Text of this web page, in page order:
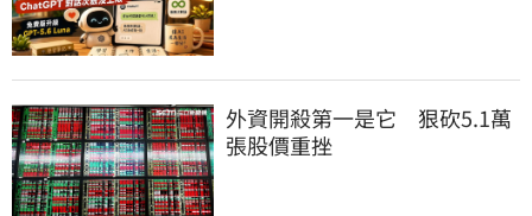
外資開殺第一是它　狠砍5.1萬
張股價重挫